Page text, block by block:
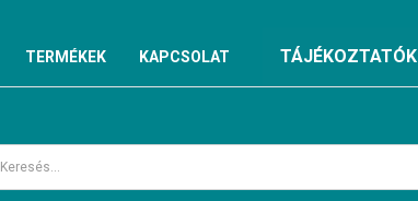
TERMÉKEK KAPCSOLAT TÁJÉKOZTATÓK